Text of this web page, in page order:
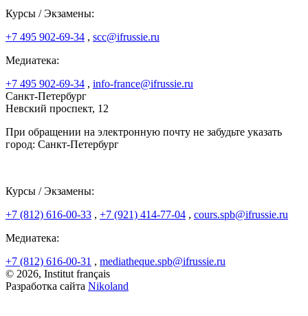
Курсы / Экзамены:
+7 495 902-69-34 , scc@ifrussie.ru
Медиатека:
+7 495 902-69-34 , info-france@ifrussie.ru
Санкт-Петербург
Невский проспект, 12
При обращении на электронную почту не забудьте указать
город: Санкт-Петербург
Курсы / Экзамены:
+7 (812) 616-00-33 , +7 (921) 414-77-04 , cours.spb@ifrussie.ru
Медиатека:
+7 (812) 616-00-31 , mediatheque.spb@ifrussie.ru
© 2026, Institut français
Разработка сайта Nikoland